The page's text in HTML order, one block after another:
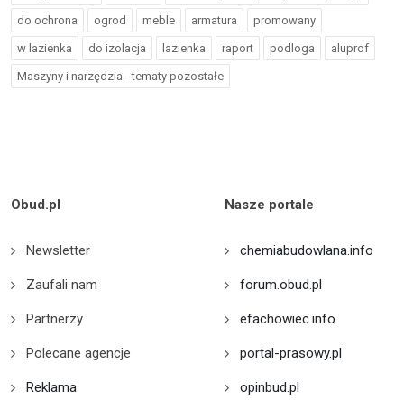
do ochrona ogrod meble armatura promowany
w lazienka do izolacja lazienka raport podloga aluprof
Maszyny i narzędzia - tematy pozostałe
Obud.pl
Newsletter
Zaufali nam
Partnerzy
Polecane agencje
Reklama
Nasze portale
chemiabudowlana.info
forum.obud.pl
efachowiec.info
portal-prasowy.pl
opinbud.pl